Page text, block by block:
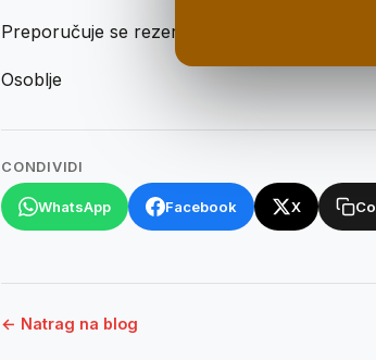
Preporučuje se rezervacija.
Osoblje
CONDIVIDI
WhatsApp Facebook X
← Natrag na blog